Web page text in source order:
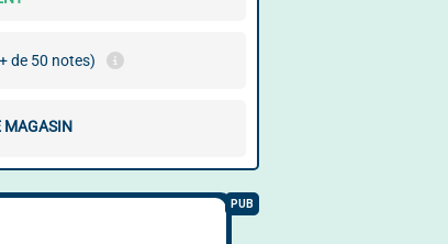
+ de 50 notes)
MAGASIN